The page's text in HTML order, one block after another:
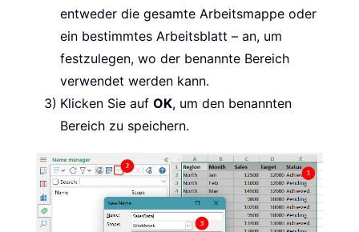
entweder die gesamte Arbeitsmappe oder
ein bestimmtes Arbeitsblatt – an, um
festzulegen, wo der benannte Bereich
verwendet werden kann.
Klicken Sie auf OK, um den benannten
Bereich zu speichern.